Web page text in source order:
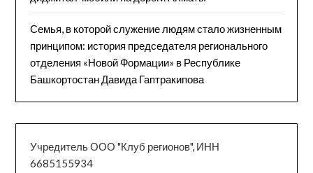
Семья, в которой служение людям стало жизненным
принципом: история председателя регионального
отделения «Новой Формации» в Республике
Башкортостан Давида Гаптракипова
Учредитель ООО "Клуб регионов", ИНН
6685155934